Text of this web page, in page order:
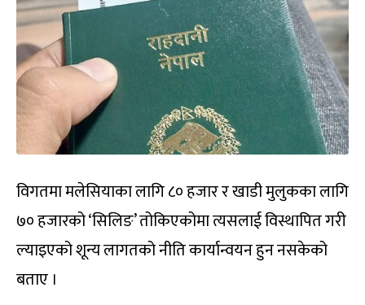
विगतमा मलेसियाका लागि ८० हजार र खाडी मुलुकका लागि
७० हजारको ‘सिलिङ’ तोकिएकोमा त्यसलाई विस्थापित गरी
ल्याइएको शून्य लागतको नीति कार्यान्वयन हुन नसकेको
बताए ।